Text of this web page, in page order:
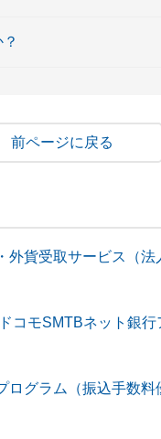
戻る
外貨受取サービス（法
コモSMTBネット銀行
ログラム（振込手数料